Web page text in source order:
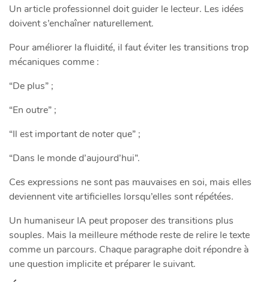
Un article professionnel doit guider le lecteur. Les idées
doivent s’enchaîner naturellement.
Pour améliorer la fluidité, il faut éviter les transitions trop
mécaniques comme :
“De plus” ;
“En outre” ;
“Il est important de noter que” ;
“Dans le monde d’aujourd’hui”.
Ces expressions ne sont pas mauvaises en soi, mais elles
deviennent vite artificielles lorsqu’elles sont répétées.
Un humaniseur IA peut proposer des transitions plus
souples. Mais la meilleure méthode reste de relire le texte
comme un parcours. Chaque paragraphe doit répondre à
une question implicite et préparer le suivant.